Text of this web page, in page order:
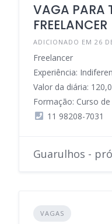
VAGA PARA
FREELANCER
ADICIONADO EM 26
Freelancer
Experiência:
Valor da diária:
Formação: Curso
11 98208-7031
Guarulhos -
VAGAS